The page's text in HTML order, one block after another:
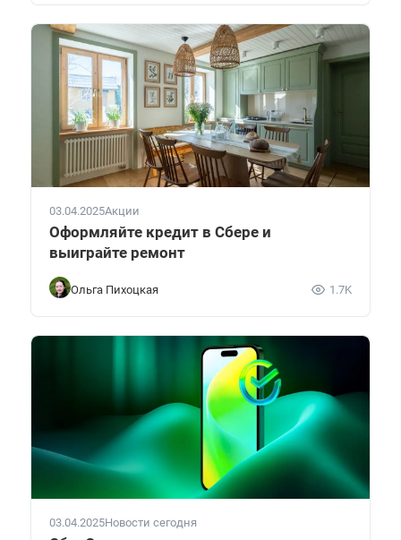
03.04.2025Акции
Оформляйте кредит в Сбере и
выиграйте ремонт
Ольга Пихоцкая 1.7K
03.04.2025Новости сегодня